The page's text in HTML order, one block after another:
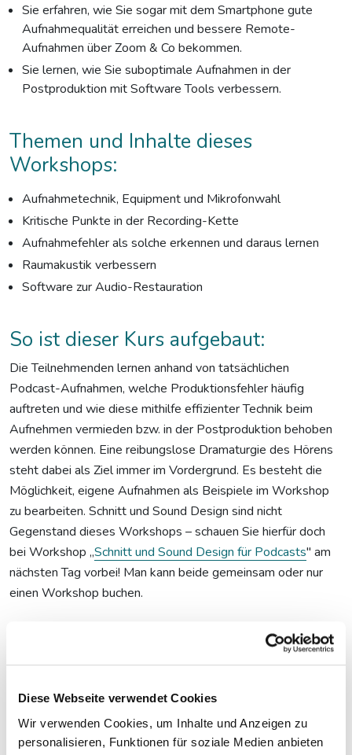
Diese Webseite verwendet Cookies
Wir verwenden Cookies, um Inhalte und Anzeigen zu
personalisieren, Funktionen für soziale Medien anbieten
Sie erfahren, wie Sie sogar mit dem Smartphone gute
Aufnahmequalität erreichen und bessere Remote-
Aufnahmen über Zoom & Co bekommen.
Sie lernen, wie Sie suboptimale Aufnahmen in der
Postproduktion mit Software Tools verbessern.
Themen und Inhalte dieses
Workshops:
Aufnahmetechnik, Equipment und Mikrofonwahl
Kritische Punkte in der Recording-Kette
Aufnahmefehler als solche erkennen und daraus lernen
Raumakustik verbessern
Software zur Audio-Restauration
So ist dieser Kurs aufgebaut:
Die Teilnehmenden lernen anhand von tatsächlichen
Podcast-Aufnahmen, welche Produktionsfehler häufig
auftreten und wie diese mithilfe effizienter Technik beim
Aufnehmen vermieden bzw. in der Postproduktion behoben
werden können. Eine reibungslose Dramaturgie des Hörens
steht dabei als Ziel immer im Vordergrund. Es besteht die
Möglichkeit, eigene Aufnahmen als Beispiele im Workshop
zu bearbeiten. Schnitt und Sound Design sind nicht
Gegenstand dieses Workshops – schauen Sie hierfür doch
bei Workshop „Schnitt und Sound Design für Podcasts" am
nächsten Tag vorbei! Man kann beide gemeinsam oder nur
einen Workshop buchen.
Dieses Angebot richtet sich an:
Redaktion sowie Freelancer:innen
Das müssen Sie